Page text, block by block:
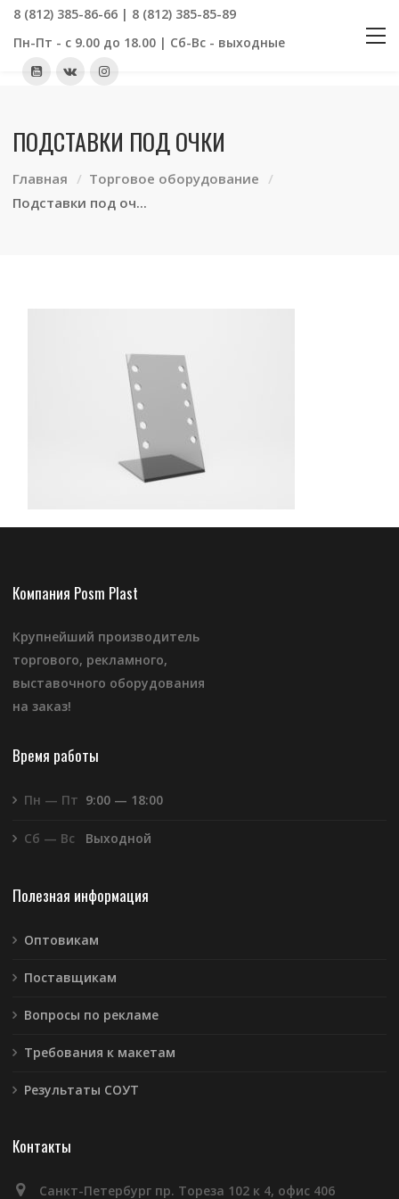
8 (812) 385-86-66 | 8 (812) 385-85-89
Пн-Пт - с 9.00 до 18.00 | Сб-Вс - выходные
ПОДСТАВКИ ПОД ОЧКИ
Главная
Торговое оборудование
Подставки под оч...
Компания Posm Plast
Крупнейший производитель
торгового, рекламного,
выставочного оборудования
на заказ!
Время работы
Пн — Пт 9:00 — 18:00
Сб — Вс Выходной
Полезная информация
Оптовикам
Поставщикам
Вопросы по рекламе
Требования к макетам
Результаты СОУТ
Контакты
Санкт-Петербург пр. Тореза 102 к 4, офис 406